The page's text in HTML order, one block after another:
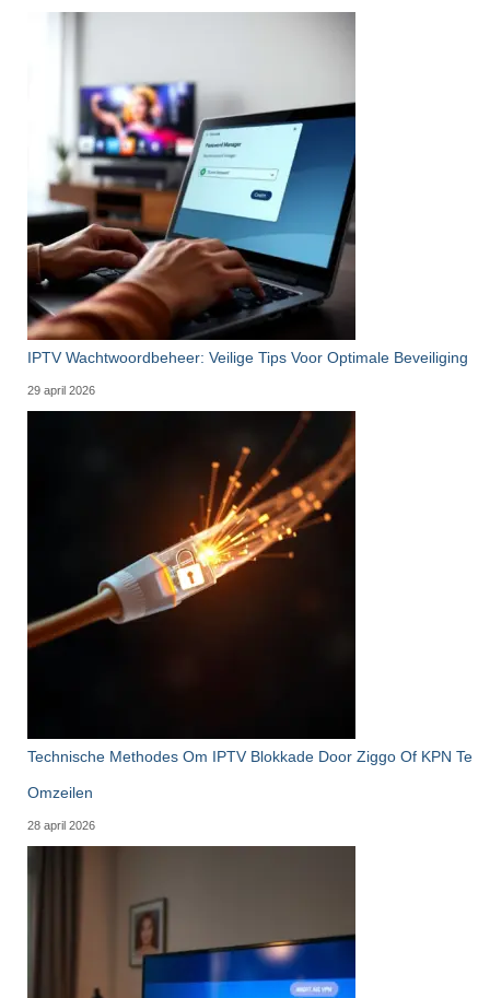
IPTV Wachtwoordbeheer: Veilige Tips Voor Optimale Beveiliging
29 april 2026
Technische Methodes Om IPTV Blokkade Door Ziggo Of KPN Te
Omzeilen
28 april 2026